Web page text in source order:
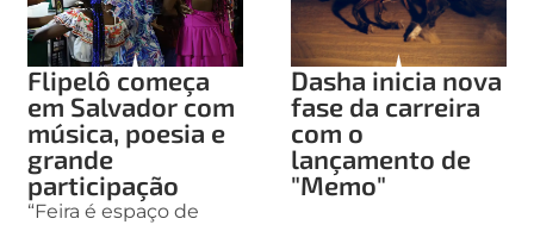
Flipelô começa
em Salvador com
música, poesia e
grande
participação
“Feira é espaço de
Dasha inicia nova
fase da carreira
com o
lançamento de
"Memo"